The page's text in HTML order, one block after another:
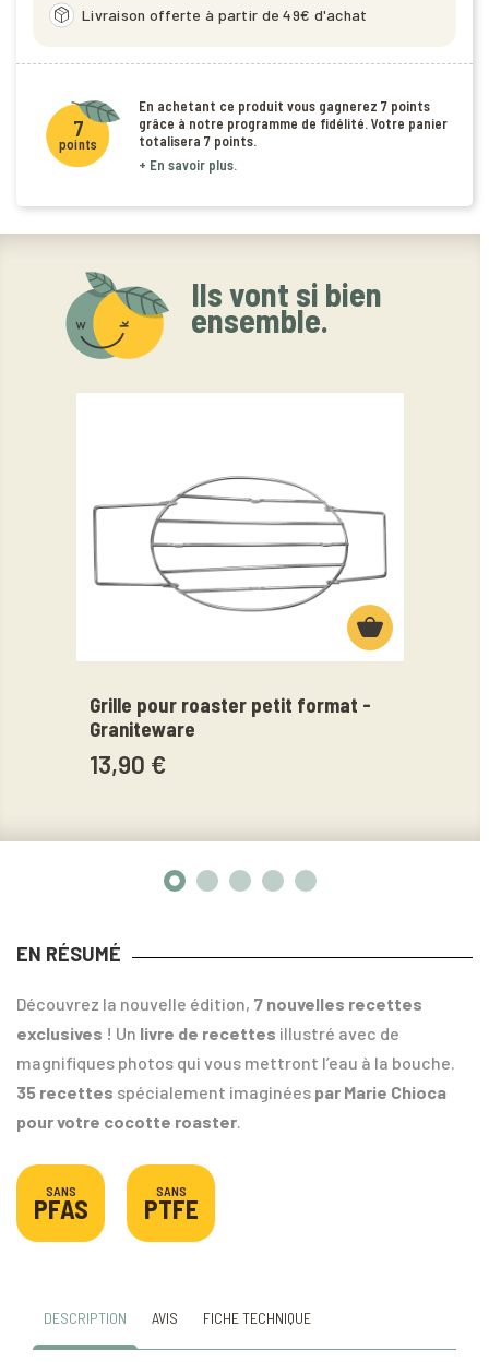
package_2 Livraison offerte à partir de 49€ d'achat
7
points
En achetant ce produit vous gagnerez 7 points
grâce à notre programme de fidélité. Votre panier
totalisera 7 points.
+ En savoir plus.
Ils vont si bien
ensemble.
Grille pour roaster petit format -
Graniteware
13,90 €
EN RÉSUMÉ
Découvrez la nouvelle édition, 7 nouvelles recettes
exclusives ! Un livre de recettes illustré avec de
magnifiques photos qui vous mettront l’eau à la bouche.
35 recettes spécialement imaginées par Marie Chioca
pour votre cocotte roaster.
SANS
PFAS
SANS
PTFE
DESCRIPTION AVIS FICHE TECHNIQUE